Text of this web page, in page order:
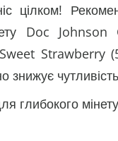
цілком!
Doc Johnson
Strawberry
знижує
глибокого